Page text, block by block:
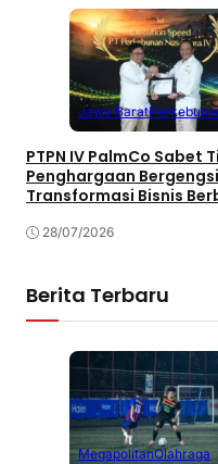
Jawa Barat
PTPN IV PalmCo Sabet
Penghargaan
Transformasi Bisnis
28/07/2026
Berita Terbaru
MegapolitanOlahraga